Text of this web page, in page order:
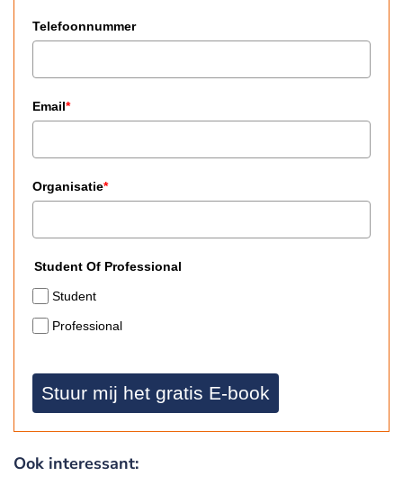
Telefoonnummer
Email*
Organisatie*
Student Of Professional
Student
Professional
Stuur mij het gratis E-book
Ook interessant: